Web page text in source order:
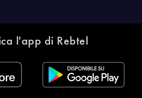
l'app di Rebtel